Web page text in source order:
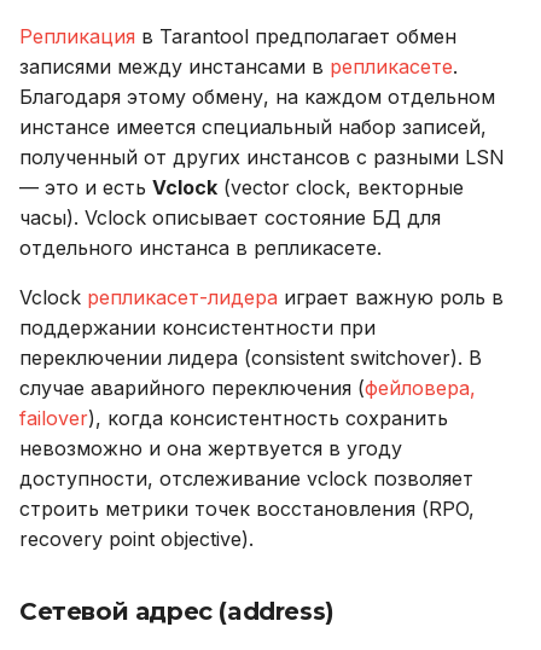
Репликация в Tarantool предполагает обмен
записями между инстансами в репликасете.
Благодаря этому обмену, на каждом отдельном
инстансе имеется специальный набор записей,
полученный от других инстансов с разными LSN
— это и есть Vclock (vector clock, векторные
часы). Vclock описывает состояние БД для
отдельного инстанса в репликасете.
Vclock репликасет-лидера играет важную роль в
поддержании консистентности при
переключении лидера (consistent switchover). В
случае аварийного переключения (фейловера,
failover), когда консистентность сохранить
невозможно и она жертвуется в угоду
доступности, отслеживание vclock позволяет
строить метрики точек восстановления (RPO,
recovery point objective).
Сетевой адрес (address)